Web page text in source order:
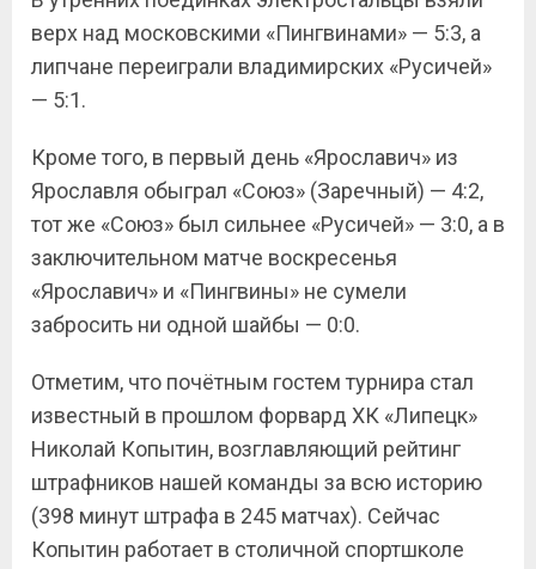
верх над московскими «Пингвинами» — 5:3, а
липчане переиграли владимирских «Русичей»
— 5:1.
Кроме того, в первый день «Ярославич» из
Ярославля обыграл «Союз» (Заречный) — 4:2,
тот же «Союз» был сильнее «Русичей» — 3:0, а в
заключительном матче воскресенья
«Ярославич» и «Пингвины» не сумели
забросить ни одной шайбы — 0:0.
Отметим, что почётным гостем турнира стал
известный в прошлом форвард ХК «Липецк»
Николай Копытин, возглавляющий рейтинг
штрафников нашей команды за всю историю
(398 минут штрафа в 245 матчах). Сейчас
Копытин работает в столичной спортшколе